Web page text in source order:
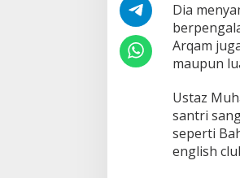
Dia
Arqam
maupun
Ustaz
santri
seperti
english